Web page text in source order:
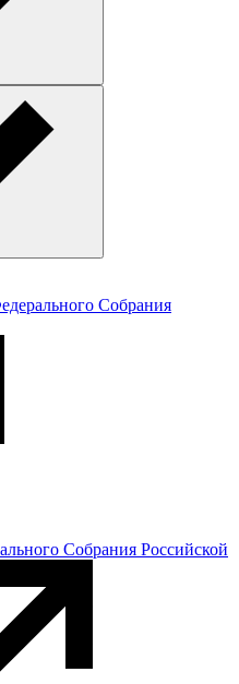
Собрания
Собрания Российской